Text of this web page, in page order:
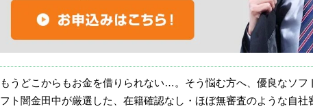
もうどこからもお金を借りられない…。そう悩む方へ、優良なソフ
フト闇金田中が厳選した、在籍確認なし・ほぼ無審査のような自社